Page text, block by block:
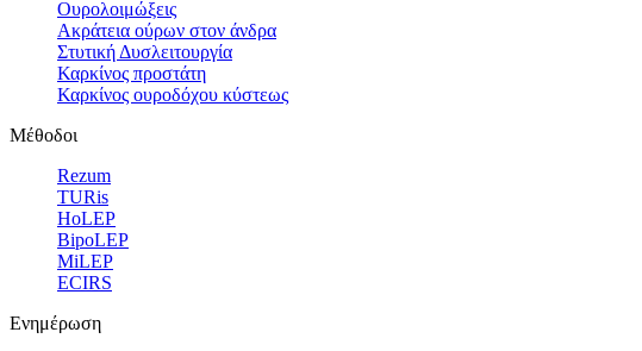
Ουρολοιμώξεις
Ακράτεια ούρων στον άνδρα
Στυτική Δυσλειτουργία
Καρκίνος προστάτη
Καρκίνος ουροδόχου κύστεως
Μέθοδοι
Rezum
TURis
HoLEP
BipoLEP
MiLEP
ECIRS
Ενημέρωση